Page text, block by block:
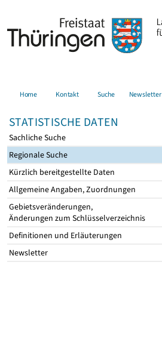
Home Kontakt Suche Newsletter
STATISTISCHE DATEN
Sachliche Suche
Regionale Suche
Kürzlich bereitgestellte Daten
Allgemeine Angaben, Zuordnungen
Gebietsveränderungen,
Änderungen zum Schlüsselverzeichnis
Definitionen und Erläuterungen
Newsletter